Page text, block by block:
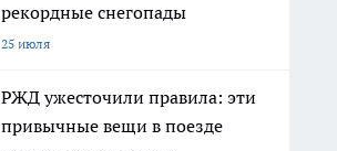
рекордные снегопады
25 июля
РЖД ужесточили правила: эти
привычные вещи в поезде